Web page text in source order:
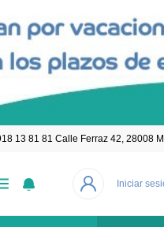
13 81 81 Calle Ferraz 42, 28008
Iniciar